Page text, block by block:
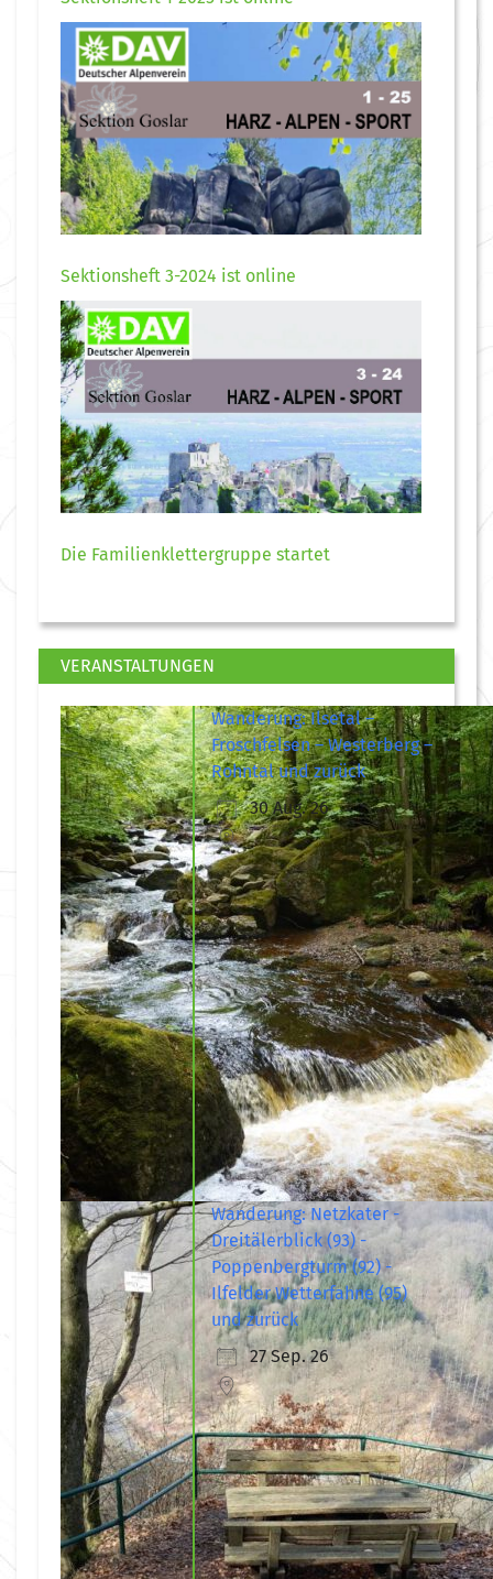
Sektionsheft 3-2024 ist online
Die Familienklettergruppe startet
VERANSTALTUNGEN
Wanderung: Ilsetal –
Froschfelsen – Westerberg –
Rohntal und zurück
30 Aug. 26
Wanderung: Netzkater -
Dreitälerblick (93) -
Poppenbergturm (92) -
Ilfelder Wetterfahne (95)
und zurück
27 Sep. 26